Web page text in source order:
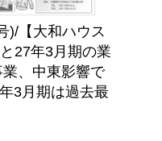
)/【大和ハウス
27年3月期の業
、中東影響で
3月期は過去最